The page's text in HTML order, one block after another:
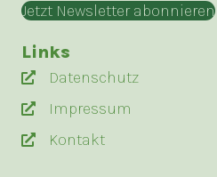
Jetzt Newsletter abonnieren
Links
Datenschutz
Impressum
Kontakt